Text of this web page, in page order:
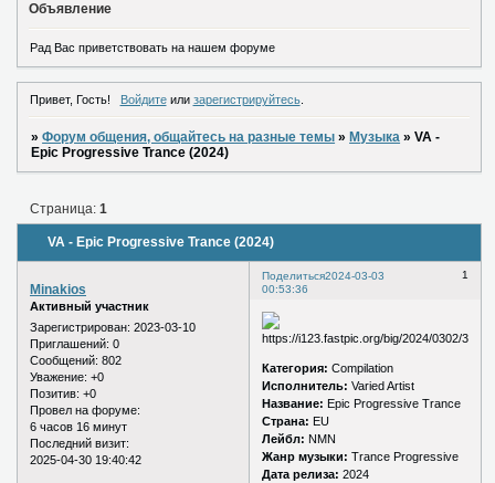
Объявление
Рад Вас приветствовать на нашем форуме
Привет, Гость! Войдитеили зарегистрируйтесь.
»Форум общения, общайтесь на разные темы »Музыка »VA -
Epic Progressive Trance (2024)
VA - Epic Progressive Trance (2024)
Страница:1
Поделиться 1
2024-03-03
00:53:36
Minakios
Активный участник
Зарегистрирован: 2023-03-10
Приглашений: 0
Сообщений: 802
Уважение: +0
Позитив: +0
Провел на форуме:
6 часов 16 минут
Последний визит:
2025-04-30 19:40:42
Категория: Compilation
Исполнитель: Varied Artist
Название: Epic Progressive Trance
Страна: EU
Лейбл: NMN
Жанр музыки: Trance Progressive
Дата релиза: 2024